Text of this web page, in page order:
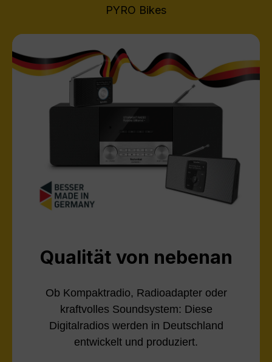
PYRO Bikes
Qualität von nebenan
Ob Kompaktradio, Radioadapter oder
kraftvolles Soundsystem: Diese
Digitalradios werden in Deutschland
entwickelt und produziert.